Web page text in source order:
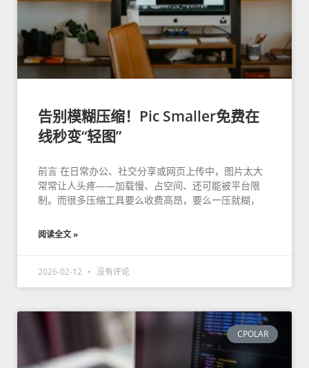
告别模糊压缩！Pic Smaller免费在
线秒变“轻图”
前言 在日常办公、社交分享或网页上传中，图片太大
常常让人头疼——加载慢、占空间、还可能被平台限
制。而很多压缩工具要么收费高昂，要么一压就糊，
阅读全文 »
2026-02-12 没有评论
CPOLAR